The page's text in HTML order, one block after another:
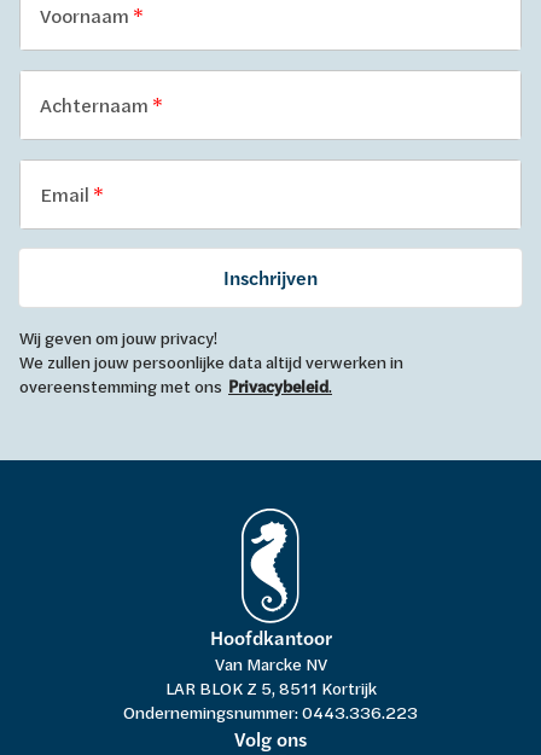
Voornaam
Achternaam
Email
Inschrijven
Wij geven om jouw privacy!
We zullen jouw persoonlijke data altijd verwerken in
overeenstemming met ons Privacybeleid.
Hoofdkantoor
Van Marcke NV
LAR BLOK Z 5, 8511 Kortrijk
Ondernemingsnummer: 0443.336.223
Volg ons